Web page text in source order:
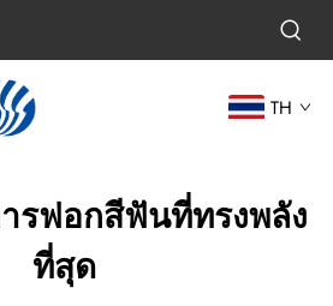
TH
รฟอกสีฟันที่ทรงพลัง
ที่สุด